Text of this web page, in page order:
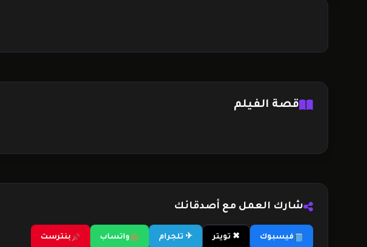
قصة الفيلم
شارك العمل مع أصدقائك
فيسبوك ✖ تويتر ✈ تلجرام واتساب بنترست